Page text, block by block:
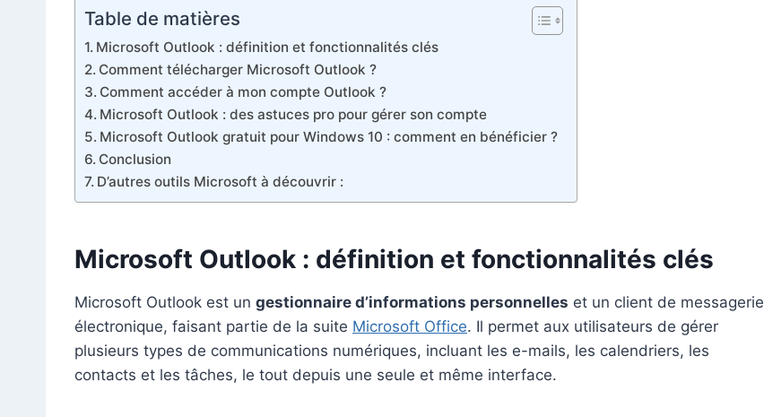
Table de matières
Microsoft Outlook : définition et fonctionnalités clés
Comment télécharger Microsoft Outlook ?
Comment accéder à mon compte Outlook ?
Microsoft Outlook : des astuces pro pour gérer son compte
Microsoft Outlook gratuit pour Windows 10 : comment en bénéficier ?
Conclusion
D’autres outils Microsoft à découvrir :
Microsoft Outlook : définition et fonctionnalités clés
Microsoft Outlook est un gestionnaire d’informations personnelles et un client de messagerie
électronique, faisant partie de la suite Microsoft Office. Il permet aux utilisateurs de gérer
plusieurs types de communications numériques, incluant les e-mails, les calendriers, les
contacts et les tâches, le tout depuis une seule et même interface.